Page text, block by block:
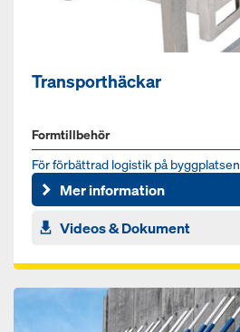
Transporthäckar
Formtillbehör
För förbättrad logistik på byggplatsen
Mer information
Videos & Dokument